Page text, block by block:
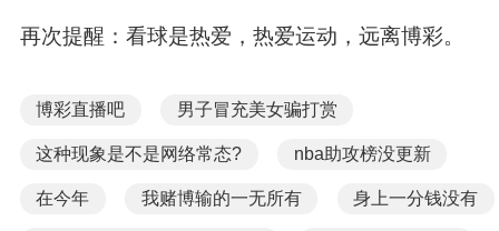
再次提醒：看球是热爱，热爱运动，远离博彩。
博彩直播吧 男子冒充美女骗打赏
这种现象是不是网络常态? nba助攻榜没更新
在今年 我赌博输的一无所有 身上一分钱没有